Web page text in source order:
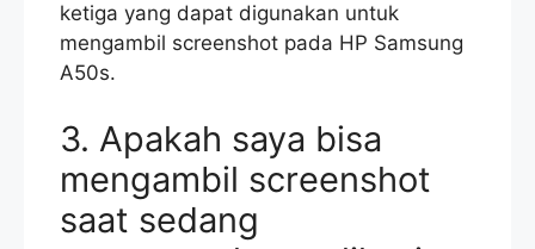
ketiga yang dapat digunakan untuk
mengambil screenshot pada HP Samsung
A50s.
3. Apakah saya bisa
mengambil screenshot
saat sedang